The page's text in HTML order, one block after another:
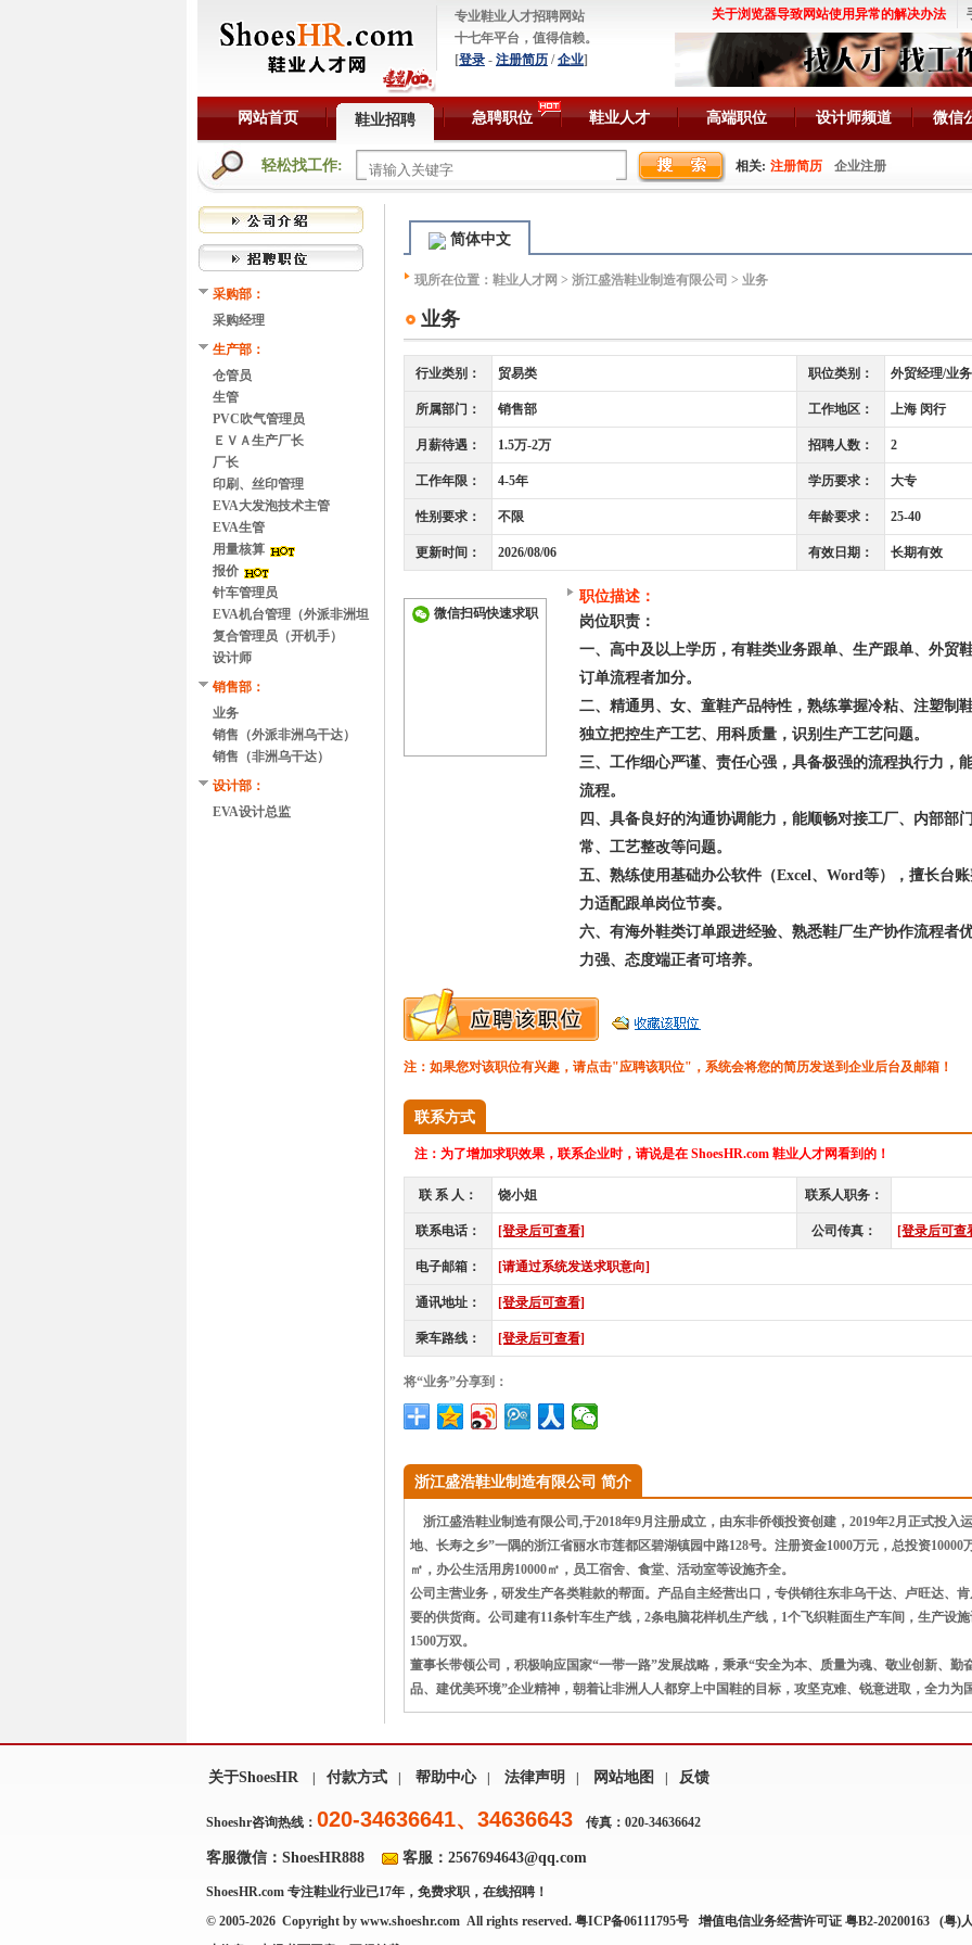
专业鞋业人才招聘网站
十七年平台，值得信赖。
[登录 - 注册简历 /企业]
关于浏览器导致网站使用异常的解决办法
网站首页 鞋业招聘 急聘职位 鞋业人才 高端职位 设计师频道 微信
轻松找工作: 相关: 注册简历 企业注册
简体中文
现所在位置： 鞋业人才网 > 浙江盛浩鞋业制造有限公司 > 业务
业务
行业类别： 贸易类 职位类别： 外贸经理/业
所属部门： 销售部 工作地区： 上海 闵行
月薪待遇： 1.5万-2万 招聘人数： 2
工作年限： 4-5年 学历要求： 大专
性别要求： 不限 年龄要求： 25-40
更新时间： 2026/08/06 有效日期： 长期有效
微信扫码快速求职
职位描述：
岗位职责：
一、高中及以上学历，有鞋类业务跟单、生产跟单、外贸
订单流程者加分。
二、精通男、女、童鞋产品特性，熟练掌握冷粘、注塑制
独立把控生产工艺、用科质量，识别生产工艺问题。
三、工作细心严谨、责任心强，具备极强的流程执行力，
流程。
四、具备良好的沟通协调能力，能顺畅对接工厂、内部部
常、工艺整改等问题。
五、熟练使用基础办公软件（Excel、Word等），擅长台
力适配跟单岗位节奏。
六、有海外鞋类订单跟进经验、熟悉鞋厂生产协作流程者
力强、态度端正者可培养。
注：如果您对该职位有兴趣，请点击"应聘该职位"，系统会将您的简历发送到企业后台及邮箱！
联系方式
注： 为了增加求职效果，联系企业时，请说是在 ShoesHR.com 鞋业人才网看到的！
联 系 人： 饶小姐 联系人职务：
联系电话： [登录后可查看] 公司传真： [登录后可查
电子邮箱： [请通过系统发送求职意向]
通讯地址： [登录后可查看]
乘车路线： [登录后可查看]
将“业务”分享到：
浙江盛浩鞋业制造有限公司 简介
浙江盛浩鞋业制造有限公司,于2018年9月注册成立，由东非侨领投资创建，2019年2月正式投入
地、长寿之乡”一隅的浙江省丽水市莲都区碧湖镇园中路128号。注册资金1000万元，总投资10000
㎡，办公生活用房10000㎡，员工宿舍、食堂、活动室等设施齐全。
公司主营业务，研发生产各类鞋款的帮面。产品自主经营出口，专供销往东非乌干达、卢旺达、
要的供货商。公司建有11条针车生产线，2条电脑花样机生产线，1个飞织鞋面生产车间，生产设
1500万双。
董事长带领公司，积极响应国家“一带一路”发展战略，秉承“安全为本、质量为魂、敬业创新、勤
品、建优美环境”企业精神，朝着让非洲人人都穿上中国鞋的目标，攻坚克难、锐意进取，全力为
采购部：
采购经理
生产部：
仓管员
生管
PVC吹气管理员
ＥＶＡ生产厂长
厂长
印刷、丝印管理
EVA大发泡技术主管
EVA生管
用量核算
报价
针车管理员
EVA机台管理（外派非洲坦
桑尼亚）
复合管理员（开机手）
设计师
销售部：
业务
销售（外派非洲乌干达）
销售（非洲乌干达）
设计部：
EVA设计总监
关于ShoesHR 付款方式 帮助中心 法律声明 网站地图 反馈
Shoeshr咨询热线： 020-34636641、34636643 传真：020-34636642
客服微信：ShoesHR888 客服：2567694643@qq.com
ShoesHR.com 专注鞋业行业已17年，免费求职，在线招聘！
© 2005-2026 Copyright by www.shoeshr.com All rights reserved. 粤ICP备06111795号 增值电信业务经营许可证 粤B2-20200163
(粤)